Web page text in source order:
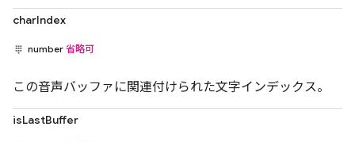
charIndex
number 省略可
この音声バッファに関連付けられた文字インデックス。
isLastBuffer